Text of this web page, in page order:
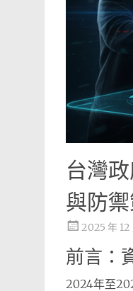
台灣
與防
2025 年 12
前言：
2024年至